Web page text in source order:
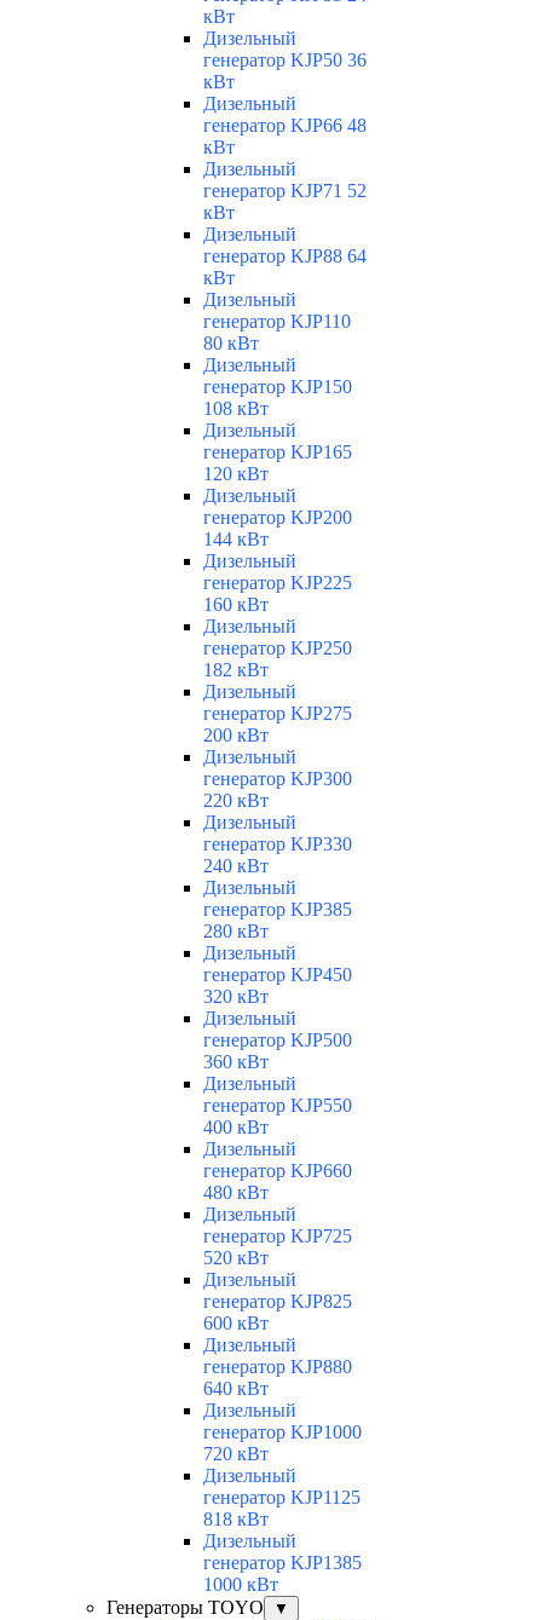
кВт
Дизельный
генератор KJP50 36
кВт
Дизельный
генератор KJP66 48
кВт
Дизельный
генератор KJP71 52
кВт
Дизельный
генератор KJP88 64
кВт
Дизельный
генератор KJP110
80 кВт
Дизельный
генератор KJP150
108 кВт
Дизельный
генератор KJP165
120 кВт
Дизельный
генератор KJP200
144 кВт
Дизельный
генератор KJP225
160 кВт
Дизельный
генератор KJP250
182 кВт
Дизельный
генератор KJP275
200 кВт
Дизельный
генератор KJP300
220 кВт
Дизельный
генератор KJP330
240 кВт
Дизельный
генератор KJP385
280 кВт
Дизельный
генератор KJP450
320 кВт
Дизельный
генератор KJP500
360 кВт
Дизельный
генератор KJP550
400 кВт
Дизельный
генератор KJP660
480 кВт
Дизельный
генератор KJP725
520 кВт
Дизельный
генератор KJP825
600 кВт
Дизельный
генератор KJP880
640 кВт
Дизельный
генератор KJP1000
720 кВт
Дизельный
генератор KJP1125
818 кВт
Дизельный
генератор KJP1385
1000 кВт
Генераторы TOYO
▼